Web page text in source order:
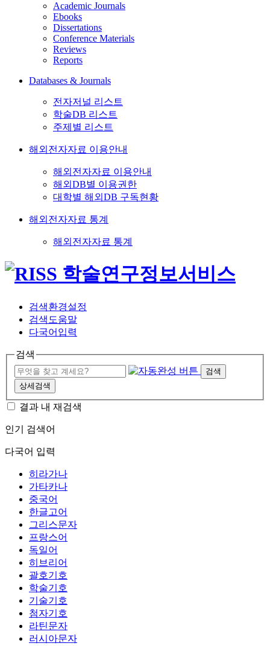
Academic Journals
Ebooks
Dissertations
Conference Materials
Reviews
Reports
Databases & Journals
전자저널 리스트
학술DB 리스트
주제별 리스트
해외전자자료 이용안내
해외전자자료 이용안내
해외DB별 이용권한
대학별 해외DB 구독현황
해외전자자료 통계
해외전자자료 통계
검색환경설정
검색도움말
다국어입력
검색
검색
상세검색
결과 내 재검색
인기 검색어
다국어 입력
히라가나
가타카나
중국어
한글고어
그리스문자
프랑스어
독일어
히브리어
괄호기호
학술기호
기술기호
첨자기호
라틴문자
러시아문자